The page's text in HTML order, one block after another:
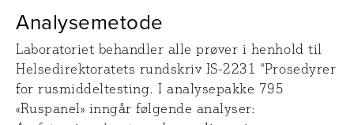
Analysemetode
Laboratoriet behandler alle prøver i henhold til
Helsedirektoratets rundskriv IS-2231 ''Prosedyrer
for rusmiddeltesting. I analysepakke 795
«Ruspanel» inngår følgende analyser: